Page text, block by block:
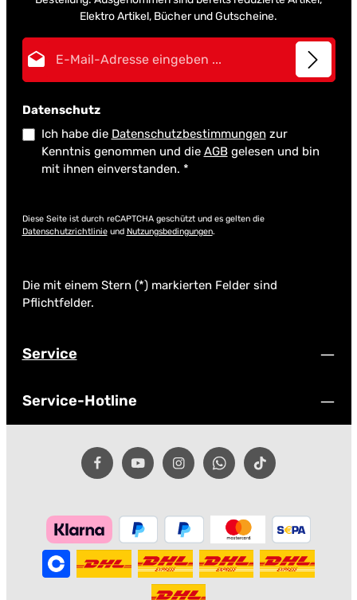
Elektro Artikel, Bücher und Gutscheine.
Datenschutz
Ich habe die Datenschutzbestimmungen zur
Kenntnis genommen und die AGBgelesen und bin
mit ihnen einverstanden. *
Diese Seite ist durch reCAPTCHA geschützt und es gelten die
Datenschutzrichtlinieund Nutzungsbedingungen.
Die mit einem Stern (*) markierten Felder sind
Pflichtfelder.
Service
Service-Hotline